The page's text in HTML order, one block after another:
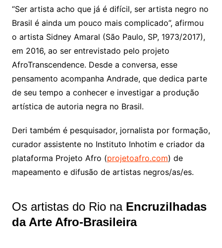
“Ser artista acho que já é difícil, ser artista negro no
Brasil é ainda um pouco mais complicado”, afirmou
o artista Sidney Amaral (São Paulo, SP, 1973/2017),
em 2016, ao ser entrevistado pelo projeto
AfroTranscendence. Desde a conversa, esse
pensamento acompanha Andrade, que dedica parte
de seu tempo a conhecer e investigar a produção
artística de autoria negra no Brasil.
Deri também é pesquisador, jornalista por formação,
curador assistente no Instituto Inhotim e criador da
plataforma Projeto Afro (projetoafro.com) de
mapeamento e difusão de artistas negros/as/es.
Os artistas do Rio na Encruzilhadas
da Arte Afro-Brasileira